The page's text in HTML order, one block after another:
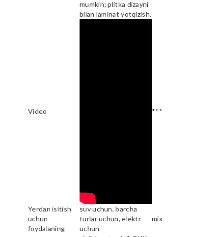
mumkin; plitka dizayni
bilan laminat yotqizish.
Video ***
Yerdan isitish
uchun
foydalaning
suv uchun, barcha
turlar uchun, elektr
uchun
mix